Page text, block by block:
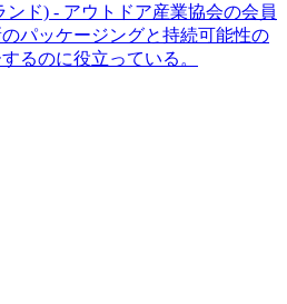
ド) - アウトドア産業協会の会員
パッケージングと持続可能性の
るのに役立っている。